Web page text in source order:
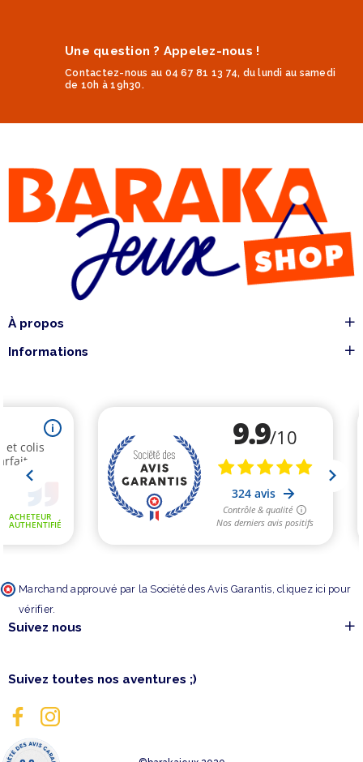
Une question ? Appelez-nous !
Contactez-nous au 04 67 81 13 74, du lundi au samedi
de 10h à 19h30.
À propos
Informations
Marchand approuvé par la Société des Avis Garantis, cliquez ici pour
vérifier.
Suivez nous
Suivez toutes nos aventures ;)